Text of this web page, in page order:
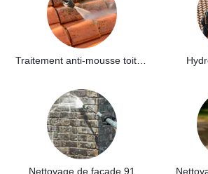
Nettoyage de façade 91